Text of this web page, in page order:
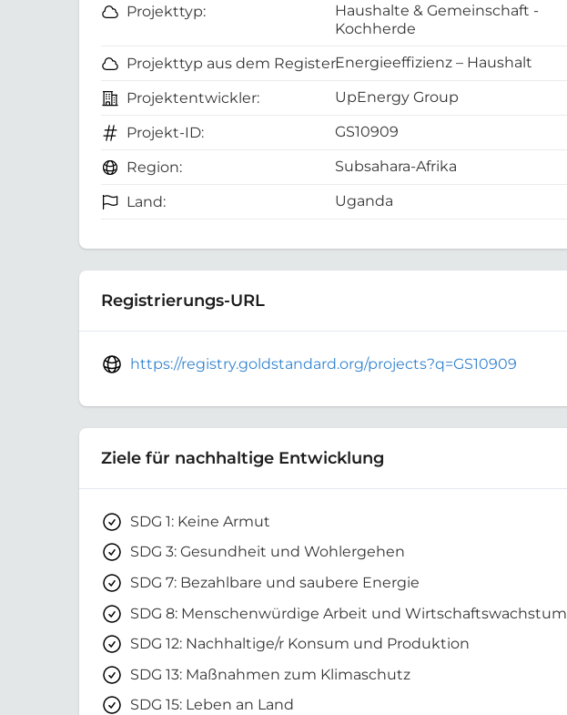
Projekttyp:
Haushalte & Gemeinschaft -
Kochherde
Projekttyp aus dem Register:Energieeffizienz – Haushalt
Projektentwickler: UpEnergy Group
Projekt-ID: GS10909
Region: Subsahara-Afrika
Land: Uganda
Registrierungs-URL
https://registry.goldstandard.org/projects?q=GS10909
Ziele für nachhaltige Entwicklung
SDG 1: Keine Armut
SDG 3: Gesundheit und Wohlergehen
SDG 7: Bezahlbare und saubere Energie
SDG 8: Menschenwürdige Arbeit und Wirtschaftswachstum
SDG 12: Nachhaltige/r Konsum und Produktion
SDG 13: Maßnahmen zum Klimaschutz
SDG 15: Leben an Land